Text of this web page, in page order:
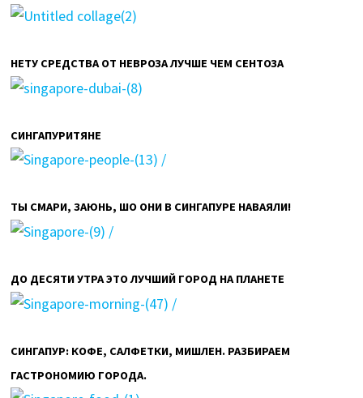
НЕТУ СРЕДСТВА ОТ НЕВРОЗА ЛУЧШЕ ЧЕМ СЕНТОЗА
СИНГАПУРИТЯНЕ
ТЫ СМАРИ, ЗАЮНЬ, ШО ОНИ В СИНГАПУРЕ НАВАЯЛИ!
ДО ДЕСЯТИ УТРА ЭТО ЛУЧШИЙ ГОРОД НА ПЛАНЕТЕ
СИНГАПУР: КОФE, САЛФЕТКИ, МИШЛЕН. РАЗБИРАЕМ
ГАСТРОНОМИЮ ГОРОДА.